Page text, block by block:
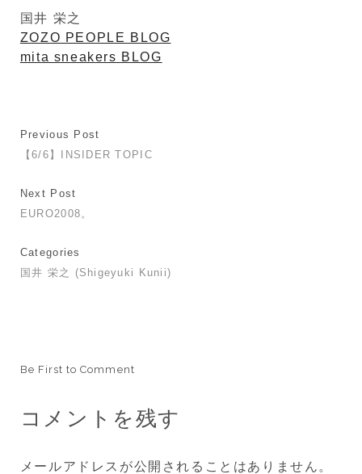
国井 栄之
ZOZO PEOPLE BLOG
mita sneakers BLOG
Previous Post
【6/6】INSIDER TOPIC
Next Post
EURO2008。
Categories
国井 栄之 (Shigeyuki Kunii)
Be First to Comment
コメントを残す
メールアドレスが公開されることはありません。